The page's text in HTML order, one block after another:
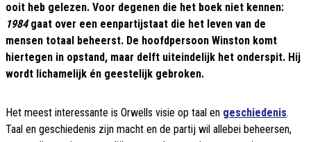
ooit heb gelezen. Voor degenen die het boek niet kennen:
1984gaat over een eenpartijstaat die het leven van de
mensen totaal beheerst. De hoofdpersoon Winston komt
hiertegen in opstand, maar delft uiteindelijk het onderspit. Hij
wordt lichamelijk én geestelijk gebroken.
Het meest interessante is Orwells visie op taal en geschiedenis.
Taal en geschiedenis zijn macht en de partij wil allebei beheersen,